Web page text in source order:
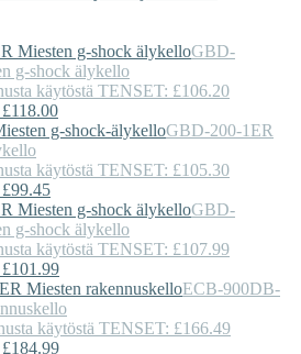
GBD-
g-shock älykello
käytöstä TENSET: £106.20
GBD-200-1ER
käytöstä TENSET: £105.30
GBD-
g-shock älykello
käytöstä TENSET: £107.99
ECB-900DB-
käytöstä TENSET: £166.49